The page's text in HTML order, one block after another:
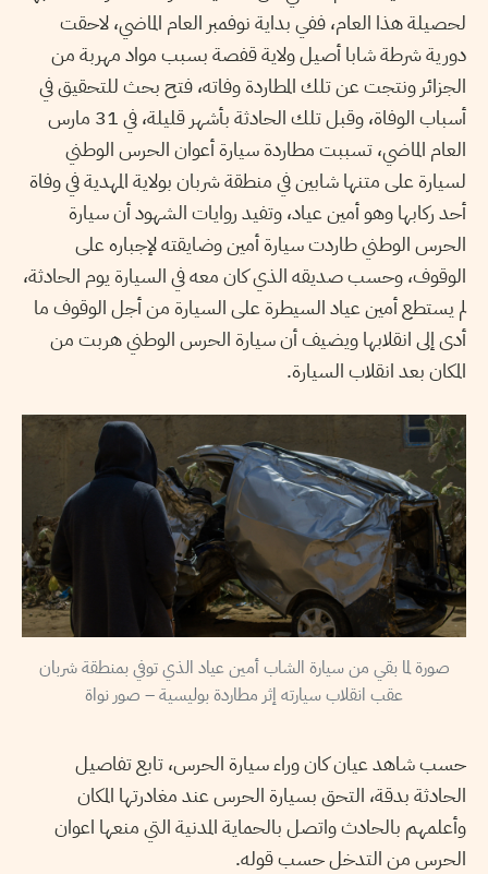
لحصيلة هذا العام، ففي بداية نوفمبر العام الماضي، لاحقت
دورية شرطة شابا أصيل ولاية قفصة بسبب مواد مهربة من
الجزائر ونتجت عن تلك المطاردة وفاته، فتح بحث للتحقيق في
أسباب الوفاة، وقبل تلك الحادثة بأشهر قليلة، في 31 مارس
العام الماضي، تسببت مطاردة سيارة أعوان الحرس الوطني
لسيارة على متنها شابين في منطقة شربان بولاية المهدية في وفاة
أحد ركابها وهو أمين عياد، وتفيد روايات الشهود أن سيارة
الحرس الوطني طاردت سيارة أمين وضايقته لإجباره على
الوقوف، وحسب صديقه الذي كان معه في السيارة يوم الحادثة،
لم يستطع أمين عياد السيطرة على السيارة من أجل الوقوف ما
أدى إلى انقلابها ويضيف أن سيارة الحرس الوطني هربت من
المكان بعد انقلاب السيارة.
صورة لما بقي من سيارة الشاب أمين عياد الذي توفي بمنطقة شربان
عقب انقلاب سيارته إثر مطاردة بوليسية – صور نواة
حسب شاهد عيان كان وراء سيارة الحرس، تابع تفاصيل
الحادثة بدقة، التحق بسيارة الحرس عند مغادرتها المكان
وأعلمهم بالحادث واتصل بالحماية المدنية التي منعها اعوان
الحرس من التدخل حسب قوله.